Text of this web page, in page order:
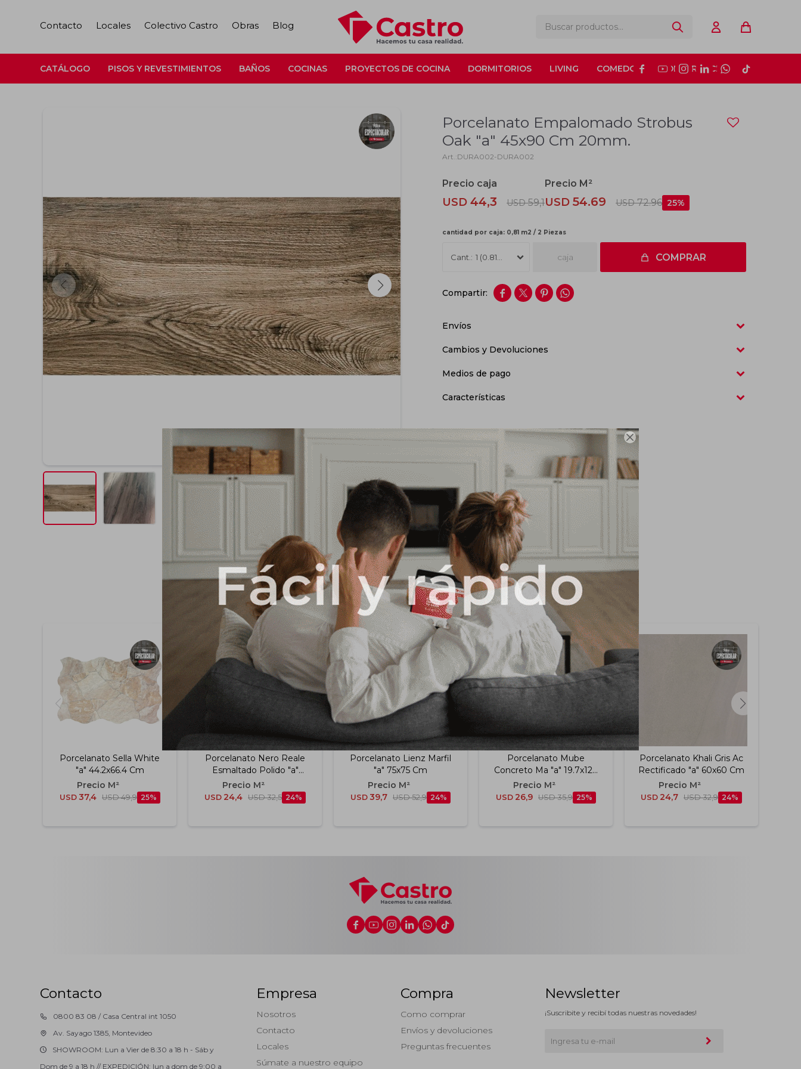

CATÁLOGO PISOS Y REVESTIMIENTOS BAÑOS COCINAS PROYECTOS DE COCINA DORMITORIOS LIVING COMEDOR CONSTRUCCIÓN
     
Contacto Locales Colectivo Castro Obras Blog
Porcelanato Empalomado Strobus
Oak "a" 45x90 Cm 20mm.
DURA002-DURA002
USD 44,3 USD 59,1USD 54.69 USD72.96 25
cantidad por caja: 0,81 m2 / 2 Piezas
1 (0.81m2) caja COMPRAR
   
Envíos
Cambios y Devoluciones
Medios de pago
Características
Productos que te pueden interesar
Porcelanato Sella White
"a" 44.2x66.4 Cm
USD 37,4 USD 49,9 25
Porcelanato Nero Reale
Esmaltado Polido "a"
60x60 Cm
USD 24,4 USD 32,5 24
Porcelanato Lienz Marfil
"a" 75x75 Cm
USD 39,7 USD 52,9 24
Porcelanato Mube
Concreto Ma "a" 19.7x120
Cm
USD 26,9 USD 35,9 25
Porcelanato Khali Gris Ac
Rectificado "a" 60x60 Cm
USD 24,7 USD 32,9 24
     
Contacto
0800 83 08 / Casa Central int 1050
Av. Sayago 1385, Montevideo
SHOWROOM: Lun a Vier de 8:30 a 18 h - Sáb y
Dom de 9 a 18 h // EXPEDICIÓN: lun a dom de 9:00 a
Empresa
Nosotros
Contacto
Locales
Súmate a nuestro equipo
Compra
Como comprar
Envíos y devoluciones
Preguntas frecuentes
Newsletter
¡Suscribite y recibí todas nuestras novedades!